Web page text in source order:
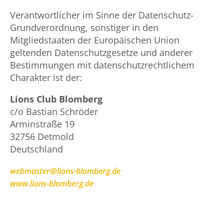
Verantwortlicher im Sinne der Datenschutz-
Grundverordnung, sonstiger in den
Mitgliedstaaten der Europäischen Union
geltenden Datenschutzgesetze und anderer
Bestimmungen mit datenschutzrechtlichem
Charakter ist der:
Lions Club Blomberg
c/o Bastian Schröder
Arminstraße 19
32756 Detmold
Deutschland
webmaster@lions-blomberg.de
www.lions-blomberg.de